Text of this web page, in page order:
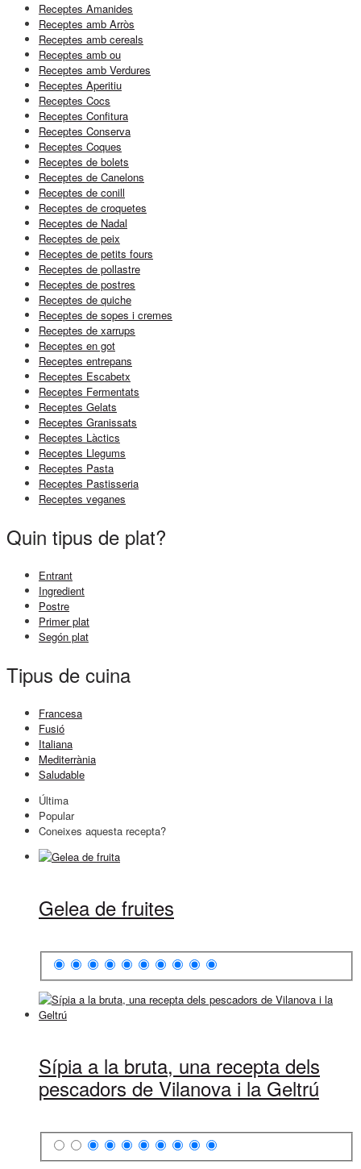
Receptes Amanides
Receptes amb Arròs
Receptes amb cereals
Receptes amb ou
Receptes amb Verdures
Receptes Aperitiu
Receptes Cocs
Receptes Confitura
Receptes Conserva
Receptes Coques
Receptes de bolets
Receptes de Canelons
Receptes de conill
Receptes de croquetes
Receptes de Nadal
Receptes de peix
Receptes de petits fours
Receptes de pollastre
Receptes de postres
Receptes de quiche
Receptes de sopes i cremes
Receptes de xarrups
Receptes en got
Receptes entrepans
Receptes Escabetx
Receptes Fermentats
Receptes Gelats
Receptes Granissats
Receptes Làctics
Receptes Llegums
Receptes Pasta
Receptes Pastisseria
Receptes veganes
Quin tipus de plat?
Entrant
Ingredient
Postre
Primer plat
Segón plat
Tipus de cuina
Francesa
Fusió
Italiana
Mediterrània
Saludable
Última
Popular
Coneixes aquesta recepta?
Gelea de fruites
Sípia a la bruta, una recepta dels
pescadors de Vilanova i la Geltrú